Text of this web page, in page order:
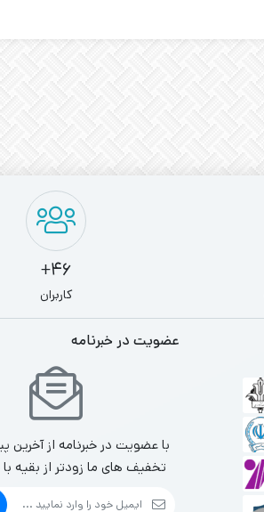
46+
کاربران
عضویت در خبرنامه
با عضویت در خبرنامه از آخرین
تخفیف های ما زودتر از بقیه